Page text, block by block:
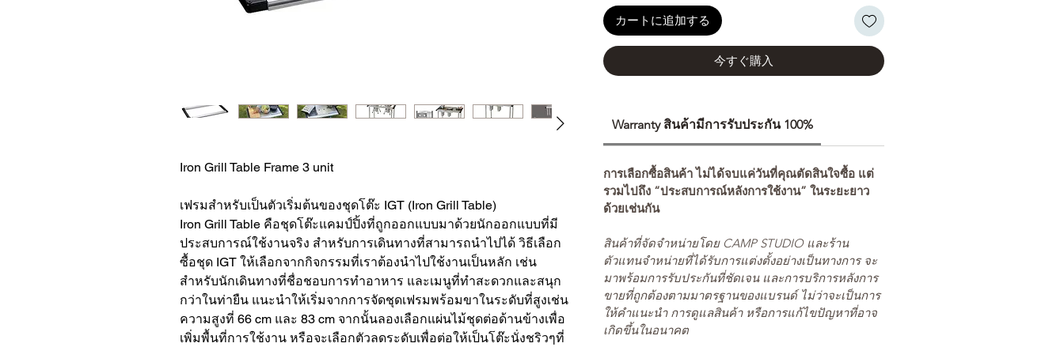
Iron Grill Table Frame 3 unit
เฟรมสำหรับเป็นตัวเริ่มต้นของชุดโต๊ะ IGT (Iron Grill Table)
Iron Grill Table คือชุดโต๊ะแคมป์ปิ้งที่ถูกออกแบบมาด้วยนักออกแบบที่มี
ประสบการณ์ใช้งานจริง สำหรับการเดินทางที่สามารถนำไปได้ วิธีเลือก
ซื้อชุด IGT ให้เลือกจากกิจกรรมที่เราต้องนำไปใช้งานเป็นหลัก เช่น
สำหรับนักเดินทางที่ชื่อชอบการทำอาหาร และเมนูที่ทำสะดวกและสนุก
กว่าในท่ายืน แนะนำให้เริ่มจากการจัดชุดเฟรมพร้อมขาในระดับที่สูงเช่น
ความสูงที่ 66 cm และ 83 cm จากนั้นลองเลือกแผ่นไม้ชุดต่อด้านข้างเพื่อ
เพิ่มพื้นที่การใช้งาน หรือจะเลือกตัวลดระดับเพื่อต่อให้เป็นโต๊ะนั่งชริวๆที่
カートに追加する
今すぐ購入
Warranty สินค้ามีการรับประกัน 100%
การเลือกซื้อสินค้า ไม่ได้จบแค่วันที่คุณตัดสินใจซื้อ แต่
รวมไปถึง “ประสบการณ์หลังการใช้งาน” ในระยะยาว
ด้วยเช่นกัน
สินค้าที่จัดจำหน่ายโดย CAMP STUDIO และร้าน
ตัวแทนจำหน่ายที่ได้รับการแต่งตั้งอย่างเป็นทางการ จะ
มาพร้อมการรับประกันที่ชัดเจน และการบริการหลังการ
ขายที่ถูกต้องตามมาตรฐานของแบรนด์ ไม่ว่าจะเป็นการ
ให้คำแนะนำ การดูแลสินค้า หรือการแก้ไขปัญหาที่อาจ
เกิดขึ้นในอนาคต